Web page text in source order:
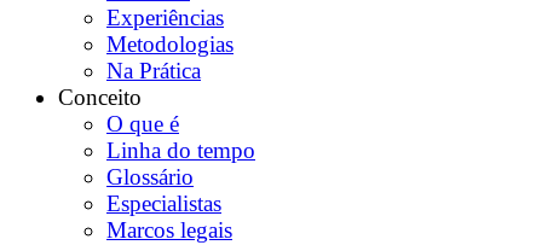
Experiências
Metodologias
Na Prática
Conceito
O que é
Linha do tempo
Glossário
Especialistas
Marcos legais